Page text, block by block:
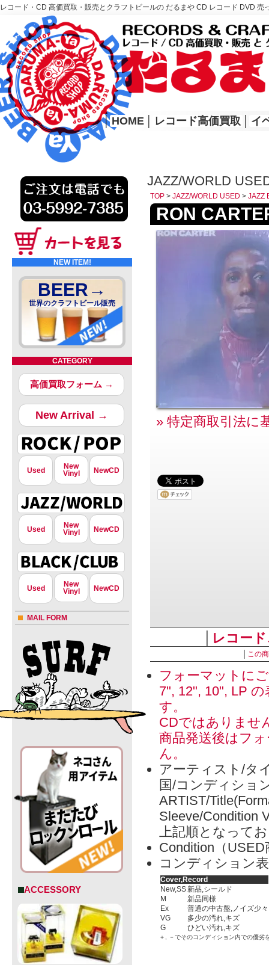
レコード・CD 高価買取・販売とクラフトビールの だるまや CD レコード DVD
レコード高価買取はこちら
HOME
│ HOME レコード高価買取 イ
NEW ITEM!
BEER→
世界のクラフトビール販売
CATEGORY
高価買取フォーム →
New Arrival →
Used
New
Vinyl
NewCD
Used
New
Vinyl
NewCD
Used
New
Vinyl
NewCD
MAIL FORM
ACCESSORY
JAZZ/WORLD
TOP > JAZZ/WORLD USED > JAZZ
RON
» 特定商取引法に
レコー
この
フォーマットに
7", 12", 10", LP
す。
CDではありませ
商品発送後はフ
ん。
アーティスト/タ
国/コンディショ
ARTIST/
Sleeve/Condition
上記順となって
Condition（
コンディション
Cover,Record
New,SS新品,シールド
M
新品同様
Ex
普通の中古盤,ノイズ少々
VG
多少の汚れ,キズ
G
ひどい汚れ,キズ
＋, －でそのコンディション内での優劣